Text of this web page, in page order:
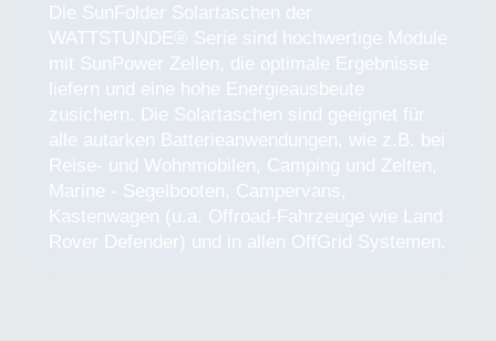
Die SunFolder Solartaschen der
WATTSTUNDE® Serie sind hochwertige Module
mit SunPower Zellen, die optimale Ergebnisse
liefern und eine hohe Energieausbeute
zusichern. Die Solartaschen sind geeignet für
alle autarken Batterieanwendungen, wie z.B. bei
Reise- und Wohnmobilen, Camping und Zelten,
Marine - Segelbooten, Campervans,
Kastenwagen (u.a. Offroad-Fahrzeuge wie Land
Rover Defender) und in allen OffGrid Systemen.